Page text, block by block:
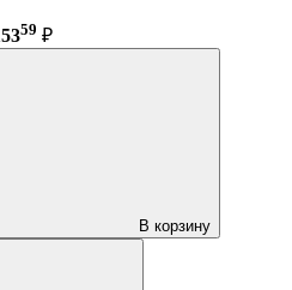
59 ₽
В корзину